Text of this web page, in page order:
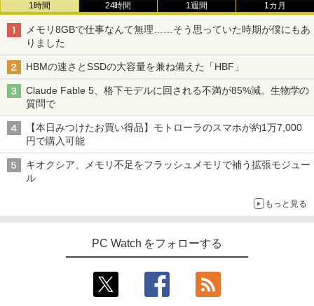
1時間 24時間 1週間 1カ月
メモリ8GBで仕事なんて無理……そう思っていた時期が僕にもあ
りました
HBMの速さとSSDの大容量を兼ね備えた「HBF」
Claude Fable 5、格下モデルに回される不満が85%減。生物学の
質問で
【本日みつけたお買い得品】モトローラのスマホが約1万7,000
円で購入可能
キオクシア、メモリ不足をフラッシュメモリで補う拡張モジュー
ル
もっと見る
PC Watch をフォローする